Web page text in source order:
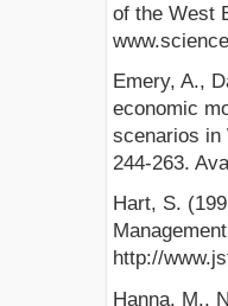
of the West
Emery, A.,
economic
scenarios in
244-263.
Hart, S.
http://
Hanna, M.,